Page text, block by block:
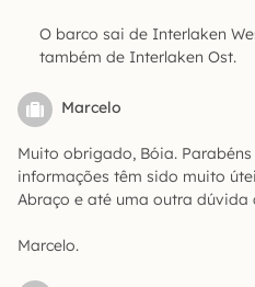
O barco sai de Interlaken
também de Interlaken Ost.
Marcelo
Muito obrigado, Bóia.
informações têm sido muito
Abraço e até uma outra dúvida
Marcelo.